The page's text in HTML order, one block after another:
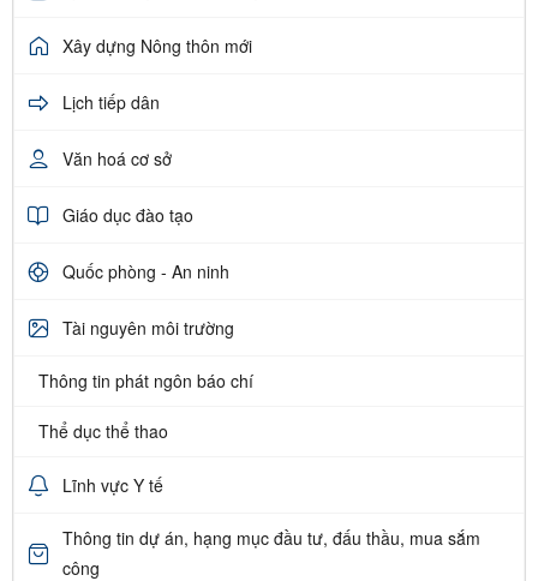
Xây dựng Nông thôn mới
Lịch tiếp dân
Văn hoá cơ sở
Giáo dục đào tạo
Quốc phòng - An ninh
Tài nguyên môi trường
Thông tin phát ngôn báo chí
Thể dục thể thao
Lĩnh vực Y tế
Thông tin dự án, hạng mục đầu tư, đấu thầu, mua sắm
công